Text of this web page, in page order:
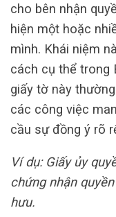
cho bên nhận
hiện một hoặc
mình. Khái niệm
cách cụ thể trong
giấy tờ này
các công việc
cầu sự đồng ý rõ
Ví dụ: Giấy ủy
chứng nhận
hưu.